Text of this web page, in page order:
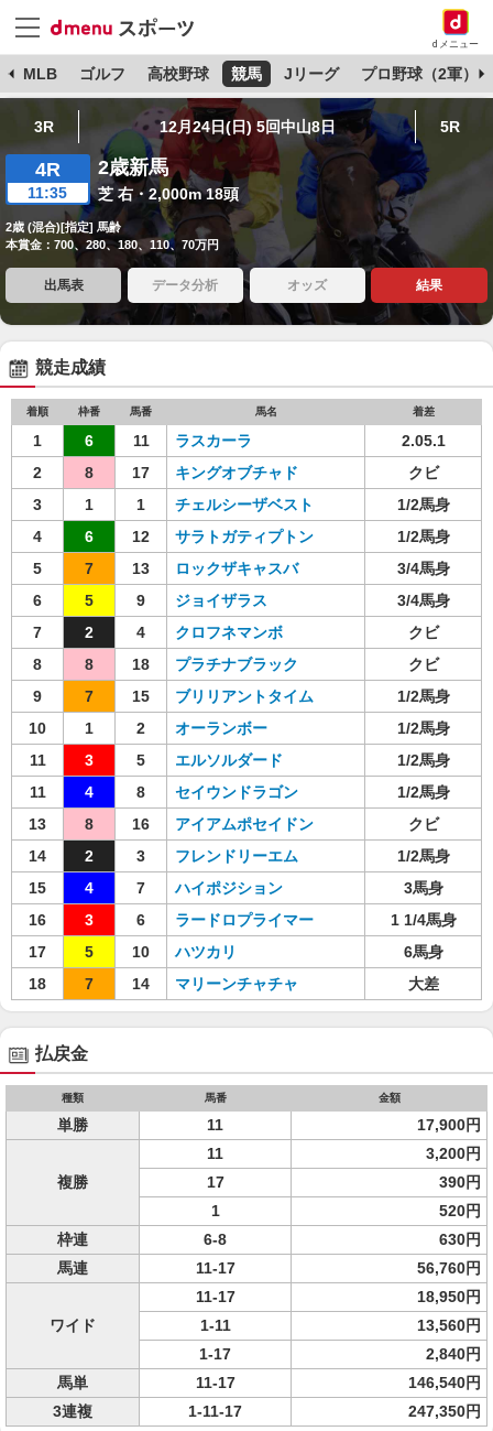
dメニュー
MLB ゴルフ 高校野球 競馬 Jリーグ プロ野球（2軍）
3R 12月24日(日) 5回中山8日 5R
4R
11:35
2歳新馬
芝 右・2,000m 18頭
2歳 (混合)[指定] 馬齢
本賞金：700、280、180、110、70万円
出馬表 データ分析 オッズ 結果
競走成績
着順 枠番 馬番 馬名 着差
1 6 11 ラスカーラ
2.05.1
2
8 17 キングオブチャド
クビ
3
1 1 チェルシーザベスト
1/2馬身
4
6 12 サラトガティプトン
1/2馬身
5
7 13 ロックザキャスバ
3/4馬身
6
5 9 ジョイザラス
3/4馬身
7
2 4 クロフネマンボ
クビ
8
8 18 プラチナブラック
クビ
9
7 15 ブリリアントタイム
1/2馬身
10
1 2 オーランボー
1/2馬身
11
3 5 エルソルダード
1/2馬身
11
4 8 セイウンドラゴン
1/2馬身
13
8 16 アイアムポセイドン
クビ
14
2 3 フレンドリーエム
1/2馬身
15
4 7 ハイポジション
3馬身
16
3 6 ラードロプライマー
1 1/4馬身
17
5 10 ハツカリ
6馬身
18
7 14 マリーンチャチャ 大差
払戻金
種類 馬番 金額
単勝 11 17,900円
複勝
11
3,200円
17
390円
1
520円
枠連
6-8
630円
馬連
11-17 56,760円
ワイド
11-17
18,950円
1-11
13,560円
1-17
2,840円
馬単
11-17
146,540円
3連複
1-11-17 247,350円